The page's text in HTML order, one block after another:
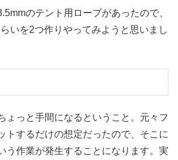
のテント用ロープがあったので、
いを2つ作りやってみようと思いまし
っと手間になるということ。元々フ
トするだけの想定だったので、そこに
う作業が発生することになります。実